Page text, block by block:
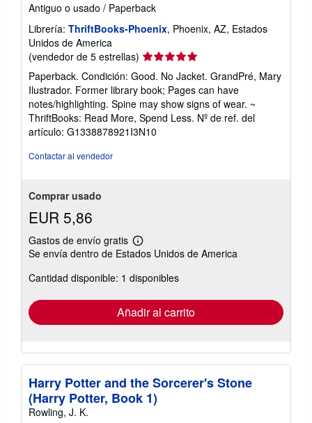
Antiguo o usado / Paperback
Librería: ThriftBooks-Phoenix, Phoenix, AZ, Estados
Unidos de America
(vendedor de 5 estrellas) Calificación
del
vendedor:
5
de
5
estrellas
Paperback. Condición: Good. No Jacket. GrandPré, Mary
Ilustrador. Former library book; Pages can have
notes/highlighting. Spine may show signs of wear. ~
ThriftBooks: Read More, Spend Less. Nº de ref. del
artículo: G1338878921I3N10
Contactar al vendedor
Comprar usado
EUR 5,86
Gastos de envío gratis
Más
información
las
tarifas
envío
Se envía dentro de Estados Unidos de America
Cantidad disponible: 1 disponibles
Añadir al carrito
Harry Potter and the Sorcerer's Stone
(Harry Potter, Book 1)
Rowling, J. K.